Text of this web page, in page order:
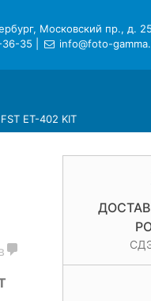
Московский пр., д.
36-35
info@foto-
МОЙ
ET-402 KIT